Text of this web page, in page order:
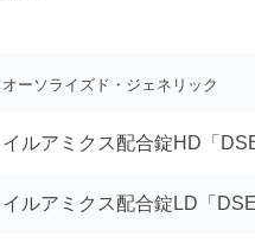
オーソライズド・ジェネリック
イルアミクス配合錠HD「
イルアミクス配合錠LD「